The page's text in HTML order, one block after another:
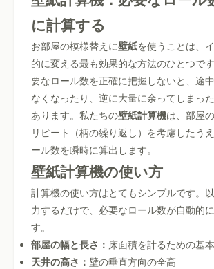
に計算する
お部屋の模様替えに壁紙を使うことは、
的に変える最も効果的な方法のひとつで
要なロール数を正確に把握しないと、途
なくなったり、逆に大量に余ってしまっ
あります。私たちの壁紙計算機は、部屋
リピート（柄の繰り返し）を考慮したう
ール数を瞬時に算出します。
壁紙計算機の使い方
計算機の使い方はとてもシンプルです。
力するだけで、必要なロール数が自動的
す。
部屋の幅と長さ： 床面積を計るための基
天井の高さ： 壁の垂直方向の全高